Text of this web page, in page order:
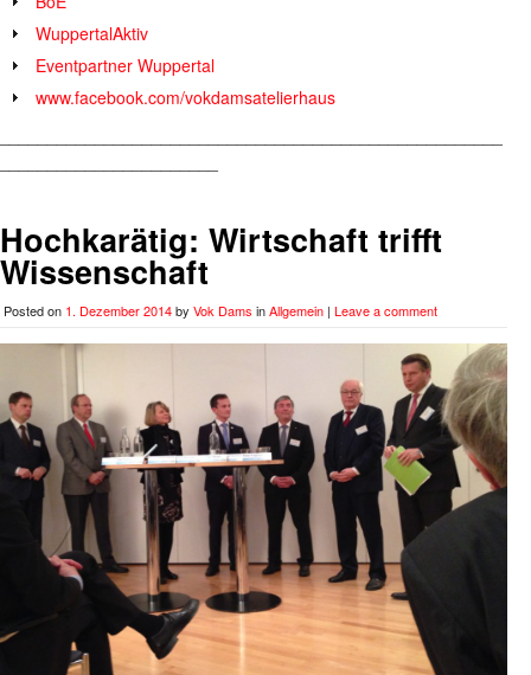
WuppertalAktiv
Eventpartner Wuppertal
www.facebook.com/vokdamsatelierhaus
Hochkarätig: Wirtschaft trifft
Wissenschaft
Posted on 1. Dezember 2014by Vok Dams inAllgemein | Leave a comment